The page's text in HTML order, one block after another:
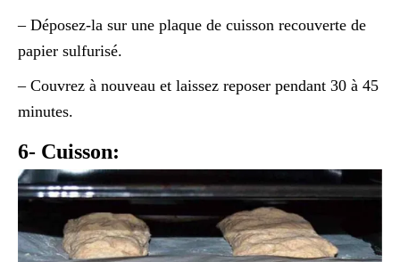
– Déposez-la sur une plaque de cuisson recouverte de
papier sulfurisé.
– Couvrez à nouveau et laissez reposer pendant 30 à 45
minutes.
6- Cuisson: